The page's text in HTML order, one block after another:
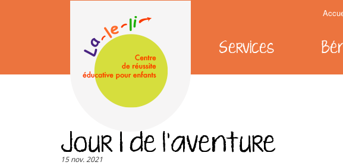
Services
User
account
menu
Jour 1 de l'aventure
15 nov. 2021